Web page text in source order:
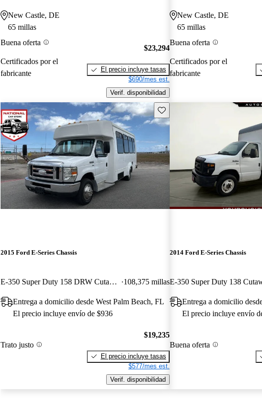
New Castle, DE
65 millas
Buena oferta
Certificados por el
fabricante
$23,294
El precio incluye tasas
$690/mes est.
Verif. disponibilidad
New Castle, DE
65 millas
Buena oferta
Certificados por el
fabricante
Guarda este Aviso
2015 Ford E-Series Chassis
E-350 Super Duty 158 DRW Cutaway RWD 108,375 millas
Entrega a domicilio desde West Palm Beach, FL
El precio incluye envío de $936
Trato justo
$19,235
El precio incluye tasas
$577/mes est.
Verif. disponibilidad
2014 Ford E-Series Chassis
Entrega a domicilio
El precio incluye envío
Buena oferta